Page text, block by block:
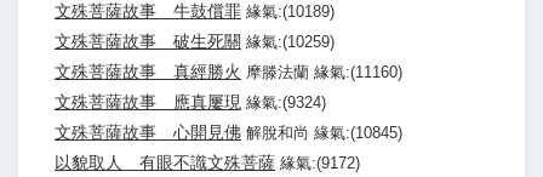
文殊菩薩故事 牛鼓償罪 緣氣:(10189)
文殊菩薩故事 破生死關 緣氣:(10259)
文殊菩薩故事 真經勝火 摩滕法蘭 緣氣:(11160)
文殊菩薩故事 應真屢現 緣氣:(9324)
文殊菩薩故事 心開見佛 解脫和尚 緣氣:(10845)
以貌取人 有眼不識文殊菩薩 緣氣:(9172)